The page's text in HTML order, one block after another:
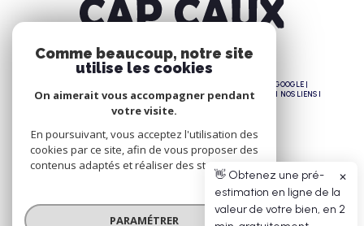
© 2026 | TOUS DROITS RÉSERVÉS | TRADUCTION POWERED BY GOOGLE |
NOS HONORAIRES
PLAN DU SITE MENTIONS LÉGALES ADMIN
NOS LIENS
POLITIQUE RGPD
COOKIES
Comme beaucoup, notre site
utilise les cookies
On aimerait vous accompagner pendant
votre visite.
En poursuivant, vous acceptez l'utilisation des
cookies par ce site, afin de vous proposer des
contenus adaptés et réaliser des statistiques !
PARAMÉTRER
👋 Obtenez une pré-
estimation en ligne de la
valeur de votre bien, en 2
✕